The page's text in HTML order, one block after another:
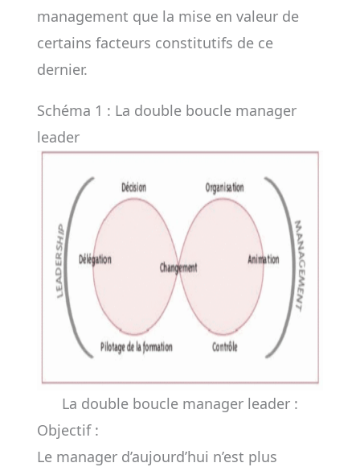
management que la mise en valeur de
certains facteurs constitutifs de ce
dernier.
Schéma 1 : La double boucle manager
leader
La double boucle manager leader :
Objectif :
Le manager d’aujourd’hui n’est plus